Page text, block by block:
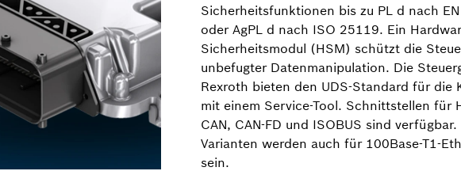
Sicherheitsfunktionen bis zu PL d nach
oder AgPL d nach ISO 25119. Ein
Sicherheitsmodul (HSM) schützt die
unbefugter Datenmanipulation. Die
Rexroth bieten den UDS-Standard für die
mit einem Service-Tool. Schnittstellen für
CAN, CAN-FD und ISOBUS sind
Varianten werden auch für 100Base-T1-
sein.